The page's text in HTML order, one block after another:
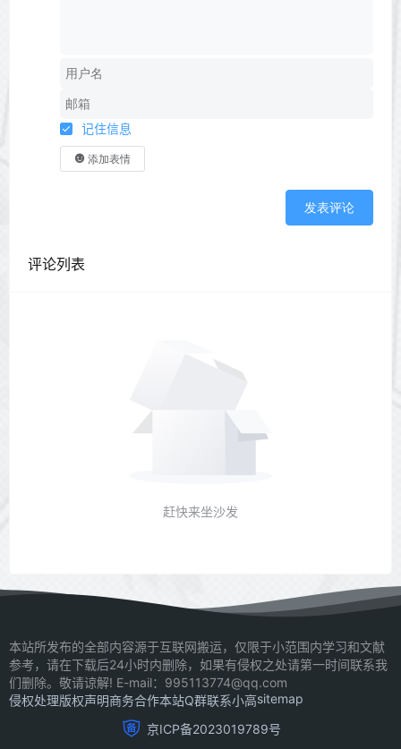
记住信息
添加表情
发表评论
评论列表
赶快来坐沙发
本站所发布的全部内容源于互联网搬运，仅限于小范围内学习和文献
参考，请在下载后24小时内删除，如果有侵权之处请第一时间联系我
们删除。敬请谅解! E-mail：995113774@qq.com
侵权处理版权声明商务合作本站Q群联系小高sitemap
京ICP备2023019789号